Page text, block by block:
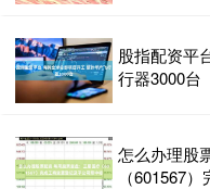
股指配资平
行器3000台
怎么办理股
（601567